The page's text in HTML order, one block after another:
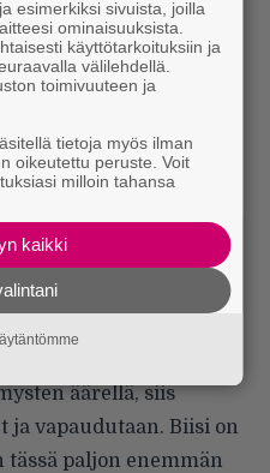
Ollaan
äärellä, siis
ja vapaudutaan. Biisi on
paljon enemmän
esimerkiksi sivuista, joilla
ominaisuuksista.
käyttötarkoituksiin ja
välilehdellä.
toimivuuteen ja
tietoja myös ilman
oikeutettu peruste. Voit
milloin tahansa
kaikki